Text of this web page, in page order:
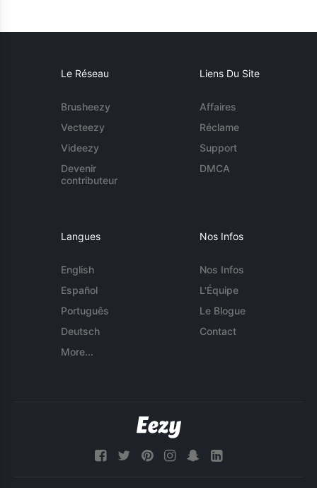
Le Réseau
Brusheezy
Vecteezy
Videezy
Devenir
contributeur
Liens Du Site
Affaires
Réclame
Support
DMCA
Langues
English
Español
Português
Deutsch
More...
Nos Infos
Nos Infos
L'Équipe
Le Blogue
Contact